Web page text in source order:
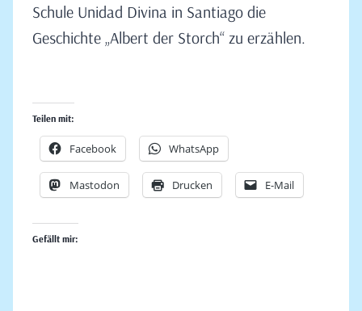
Schule Unidad Divina in Santiago die
Geschichte „Albert der Storch“ zu erzählen.
Teilen mit:
Facebook WhatsApp
Mastodon Drucken E-Mail
Gefällt mir: